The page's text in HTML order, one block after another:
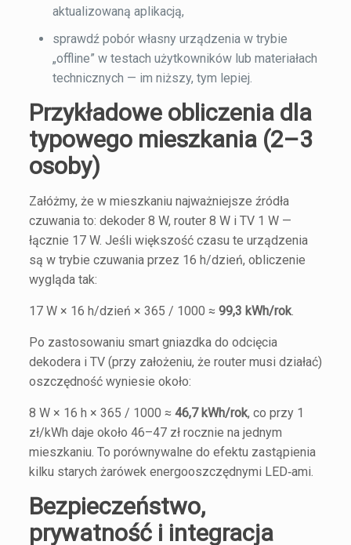
aktualizowaną aplikacją,
sprawdź pobór własny urządzenia w trybie
„offline” w testach użytkowników lub materiałach
technicznych — im niższy, tym lepiej.
Przykładowe obliczenia dla
typowego mieszkania (2–3
osoby)
Załóżmy, że w mieszkaniu najważniejsze źródła
czuwania to: dekoder 8 W, router 8 W i TV 1 W —
łącznie 17 W. Jeśli większość czasu te urządzenia
są w trybie czuwania przez 16 h/dzień, obliczenie
wygląda tak:
17 W × 16 h/dzień × 365 / 1000 ≈ 99,3 kWh/rok.
Po zastosowaniu smart gniazdka do odcięcia
dekodera i TV (przy założeniu, że router musi działać)
oszczędność wyniesie około:
8 W × 16 h × 365 / 1000 ≈ 46,7 kWh/rok, co przy 1
zł/kWh daje około 46–47 zł rocznie na jednym
mieszkaniu. To porównywalne do efektu zastąpienia
kilku starych żarówek energooszczędnymi LED‑ami.
Bezpieczeństwo,
prywatność i integracja